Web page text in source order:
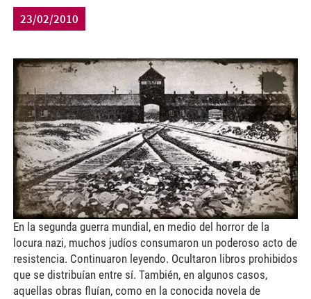
23/02/2010
auschwitz.jpg
En la segunda guerra mundial, en medio del horror de la
locura nazi, muchos judíos consumaron un poderoso acto de
resistencia. Continuaron leyendo. Ocultaron libros prohibidos
que se distribuían entre sí. También, en algunos casos,
aquellas obras fluían, como en la conocida novela de